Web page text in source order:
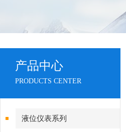
产品中心
PRODUCTS CENTER
液位仪表系列